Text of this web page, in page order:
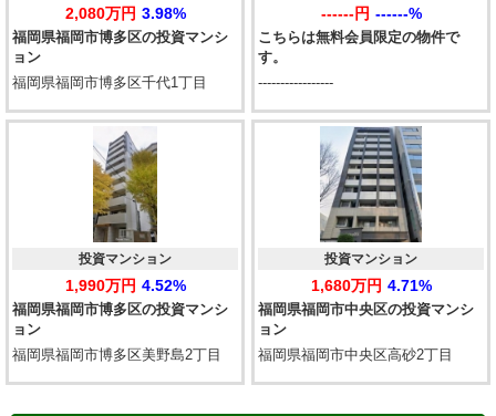
福岡県福岡市博多区の投資マンシ
ョン
2,080万円 3.98%
福岡県福岡市博多区千代1丁目
こちらは無料会員限定の物件で
す。
------円 ------%
-----------------
福岡県福岡市博多区の投資マンシ
ョン
投資マンション
1,990万円 4.52%
福岡県福岡市博多区美野島2丁目
福岡県福岡市中央区の投資マンシ
ョン
投資マンション
1,680万円 4.71%
福岡県福岡市中央区高砂2丁目